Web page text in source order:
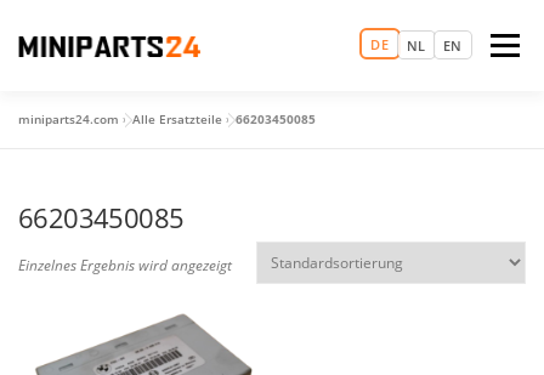
DE NL EN
Inhalt
springen
Menü
ERSATZTEILHANDEL
miniparts24.com »Alle Ersatzteile »66203450085
66203450085
Einzelnes Ergebnis wird angezeigt